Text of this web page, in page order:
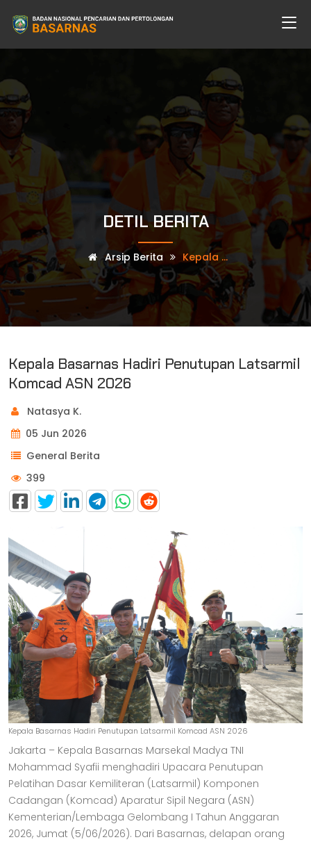
DETIL BERITA
Arsip Berita Kepala ...
Kepala Basarnas Hadiri Penutupan Latsarmil
Komcad ASN 2026
Natasya K.
05 Jun 2026
General Berita
399
Kepala Basarnas Hadiri Penutupan Latsarmil Komcad ASN 2026
Jakarta – Kepala Basarnas Marsekal Madya TNI
Mohammad Syafii menghadiri Upacara Penutupan
Pelatihan Dasar Kemiliteran (Latsarmil) Komponen
Cadangan (Komcad) Aparatur Sipil Negara (ASN)
Kementerian/Lembaga Gelombang I Tahun Anggaran
2026, Jumat (5/06/2026). Dari Basarnas, delapan orang